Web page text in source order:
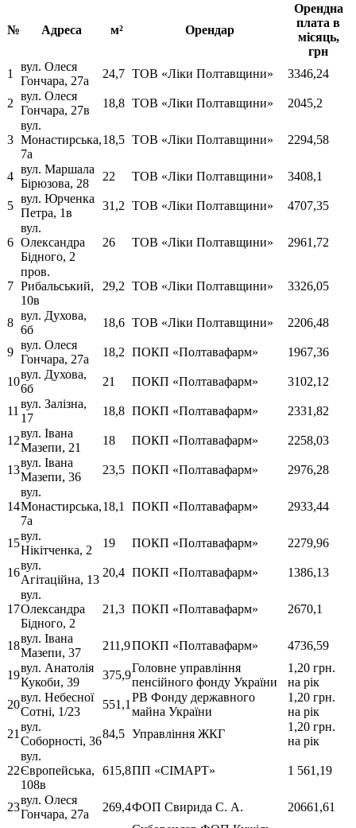
№ Адреса м² Орендар
Орендна
плата в
місяць,
грн
1
вул. Олеся
Гончара, 27а
24,7 ТОВ «Ліки Полтавщини» 3346,24
2
вул. Олеся
Гончара, 27в
18,8 ТОВ «Ліки Полтавщини» 2045,2
3
вул.
Монастирська,
7а
18,5 ТОВ «Ліки Полтавщини» 2294,58
4
вул. Маршала
Бірюзова, 28
22 ТОВ «Ліки Полтавщини» 3408,1
5
вул. Юрченка
Петра, 1в
31,2 ТОВ «Ліки Полтавщини» 4707,35
6
вул.
Олександра
Бідного, 2
26 ТОВ «Ліки Полтавщини» 2961,72
7
пров.
Рибальський,
10в
29,2 ТОВ «Ліки Полтавщини» 3326,05
8
вул. Духова,
6б
18,6 ТОВ «Ліки Полтавщини» 2206,48
9
вул. Олеся
Гончара, 27а
18,2 ПОКП «Полтавафарм» 1967,36
10
вул. Духова,
6б
21 ПОКП «Полтавафарм» 3102,12
11
вул. Залізна,
17
18,8 ПОКП «Полтавафарм» 2331,82
12
вул. Івана
Мазепи, 21
18 ПОКП «Полтавафарм» 2258,03
13
вул. Івана
Мазепи, 36
23,5 ПОКП «Полтавафарм» 2976,28
14
вул.
Монастирська,
7а
18,1 ПОКП «Полтавафарм» 2933,44
15
вул.
Нікітченка, 2
19 ПОКП «Полтавафарм» 2279,96
16
вул.
Агітаційна, 13
20,4 ПОКП «Полтавафарм» 1386,13
17
вул.
Олександра
Бідного, 2
21,3 ПОКП «Полтавафарм» 2670,1
18
вул. Івана
Мазепи, 37
211,9ПОКП «Полтавафарм» 4736,59
19
вул. Анатолія
Кукоби, 39
375,9
Головне управління
пенсійного фонду України
1,20 грн.
на рік
20
вул. Небесної
Сотні, 1/23
551,1
РВ Фонду державного
майна України
1,20 грн.
на рік
21
вул.
Соборності, 36
84,5 Управління ЖКГ
1,20 грн.
на рік
22
вул.
Європейська,
108в
615,8ПП «СІМАРТ» 1 561,19
23
вул. Олеся
Гончара, 27а
269,4ФОП Свирида С. А. 20661,61